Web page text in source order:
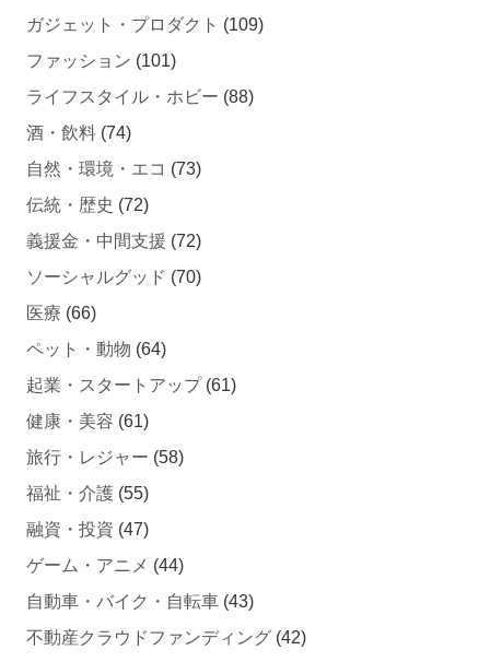
ガジェット・プロダクト (109)
ファッション (101)
ライフスタイル・ホビー (88)
酒・飲料 (74)
自然・環境・エコ (73)
伝統・歴史 (72)
義援金・中間支援 (72)
ソーシャルグッド (70)
医療 (66)
ペット・動物 (64)
起業・スタートアップ(61)
健康・美容 (61)
旅行・レジャー (58)
福祉・介護 (55)
融資・投資 (47)
ゲーム・アニメ (44)
自動車・バイク・自転車 (43)
不動産クラウドファンディング (42)